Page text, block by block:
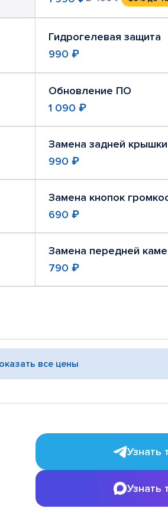
Гидрогелевая защита
990 ₽
Обновление ПО
1 090 ₽
Замена задней крышки
990 ₽
Замена кнопок
690 ₽
Замена передней
790 ₽
все цены
Узнать
Узнать